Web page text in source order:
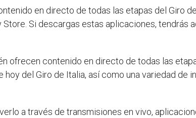
en directo de todas las etapas del Giro
Si descargas estas aplicaciones, tendrás
ofrecen contenido en directo de todas las
del Giro de Italia, así como una variedad de
a través de transmisiones en vivo,